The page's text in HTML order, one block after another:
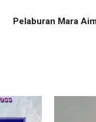
Pelaburan Mara